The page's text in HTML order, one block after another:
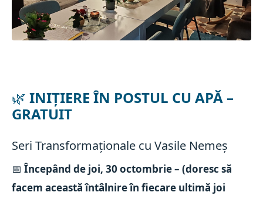
🌿INIȚIERE ÎN POSTUL CU APĂ –
GRATUIT
Seri Transformaționale cu Vasile Nemeș
📅 Începând de joi, 30 octombrie – (doresc să
facem această întâlnire în fiecare ultimă joi